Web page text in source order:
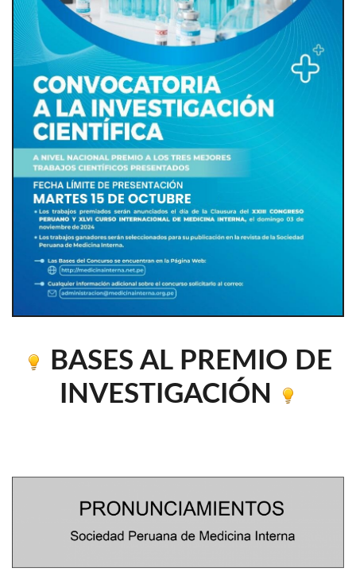
BASES AL PREMIO DE
INVESTIGACIÓN